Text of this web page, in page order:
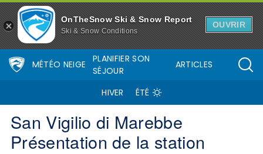
OnTheSnow Ski & Snow Report
Ski & Snow Conditions
OUVRIR
MÉTÉO NEIGE
PLANIFIER SON
SÉJOUR
ARTICLES
HIVER ÉTÉ
San Vigilio di Marebbe
Présentation de la station